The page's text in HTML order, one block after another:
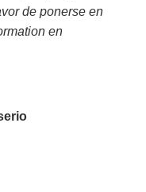
de ponerse en
en